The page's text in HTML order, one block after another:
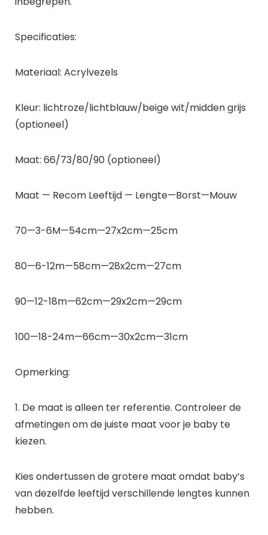
Specificaties:
Materiaal: Acrylvezels
Kleur: lichtroze/lichtblauw/beige wit/midden grijs
(optioneel)
Maat: 66/73/80/90 (optioneel)
Maat — Recom Leeftijd — Lengte—Borst—Mouw
70—3-6M—54cm—27x2cm—25cm
80—6-12m—58cm—28x2cm—27cm
90—12-18m—62cm—29x2cm—29cm
100—18-24m—66cm—30x2cm—31cm
Opmerking:
1. De maat is alleen ter referentie. Controleer de
afmetingen om de juiste maat voor je baby te
kiezen.
Kies ondertussen de grotere maat omdat baby’s
van dezelfde leeftijd verschillende lengtes kunnen
hebben.